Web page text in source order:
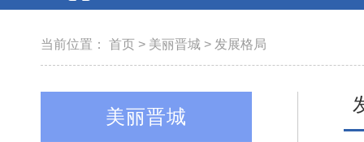
当前位置： 首页 > 美丽晋城 > 发展格局
美丽晋城